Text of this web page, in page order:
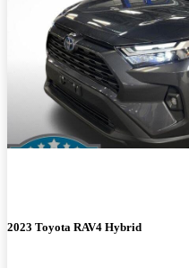
2023 Toyota RAV4 Hybrid